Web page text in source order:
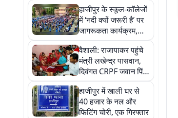
हाजीपुर के स्कूल-कॉलेजों
में ‘नदी क्यों जरूरी है’ पर
जागरूकता कार्यक्रम,
विद्यार्थियों ने ली संरक्षण
की शपथ
वैशाली: राजापाकर पहुंचे
मंत्री लखेन्द्र पासवान,
दिवंगत CRPF जवान पिंटु
कुमार के परिजनों से की
मुलाकात
हाजीपुर में खाली घर से
40 हजार के नल और
फिटिंग चोरी, एक गिरफ्तार